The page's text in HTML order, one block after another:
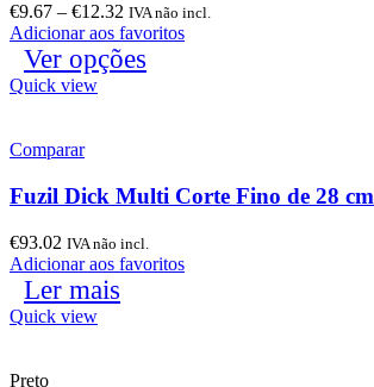
€9.67 – €12.32 IVA não incl.
Adicionar aos favoritos
Ver opções
Quick view
Comparar
Fuzil Dick Multi Corte Fino de 28 cm
€93.02 IVA não incl.
Adicionar aos favoritos
Ler mais
Quick view
Preto